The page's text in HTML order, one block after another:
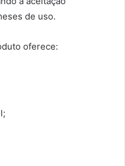
de uso.
oferece: